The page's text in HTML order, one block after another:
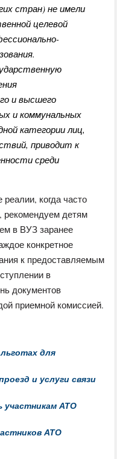
стран) не имели
целевой
и высшего
и коммунальных
категории лиц,
приводит к
среди
когда часто
рекомендуем детям
в ВУЗ заранее
конкретное
к предоставляемым
в
документов
приемной комиссией.
для
и услуги связи
участникам АТО
АТО